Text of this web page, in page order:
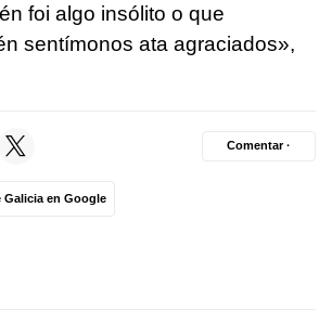
foi algo insólito o que
sentímonos ata agraciados»,
Galicia en Google
Comentar ·